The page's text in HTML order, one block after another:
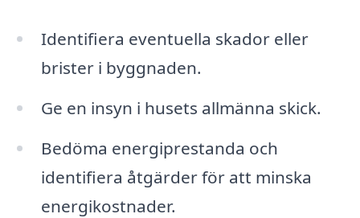
Identifiera eventuella skador eller
brister i byggnaden.
Ge en insyn i husets allmänna skick.
Bedöma energiprestanda och
identifiera åtgärder för att minska
energikostnader.